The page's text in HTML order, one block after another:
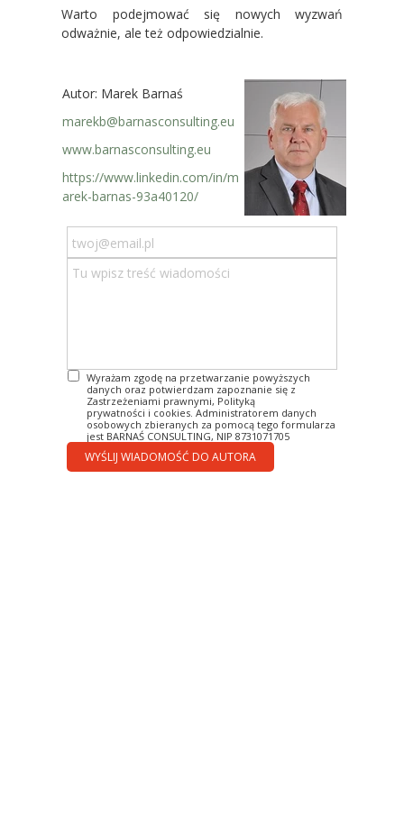
Wyrażam zgodę na przetwarzanie powyższych
danych oraz potwierdzam zapoznanie się z
Zastrzeżeniami prawnymi, Polityką
prywatności i cookies. Administratorem danych
osobowych zbieranych za pomocą tego formularza
jest BARNAŚ CONSULTING, NIP 8731071705
WYŚLIJ WIADOMOŚĆ DO AUTORA
Warto podejmować się nowych wyzwań
odważnie, ale też odpowiedzialnie.
Autor: Marek Barnaś
marekb@barnasconsulting.eu
www.barnasconsulting.eu
https://www.linkedin.com/in/m
arek-barnas-93a40120/